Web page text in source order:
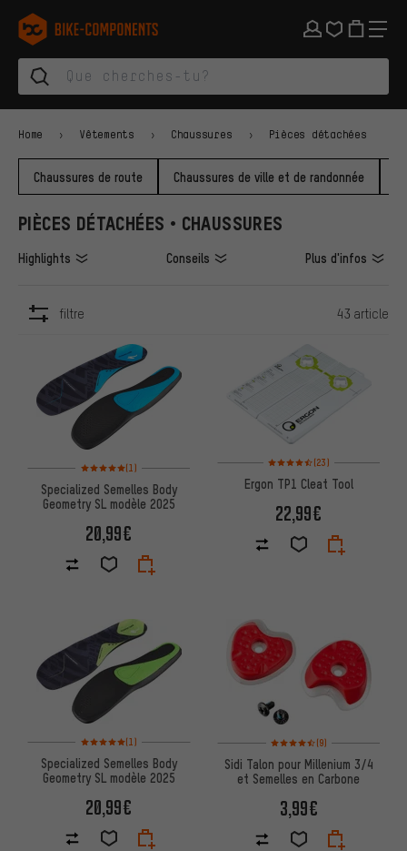
Aller à la navigation principale
Aller à la navigation des catégories
Aller au contenu
Aller aux marques et à la newsletter
Aller au pied de page
bike-components.de Page d'accueil
Home Vêtements Chaussures Pièces détachées
Chaussures de route Chaussures de ville et de randonnée
PIÈCES DÉTACHÉES • CHAUSSURES
Highlights Conseils Plus d'infos
filtre 43 article
Note moyenne : 5 sur 5 d'après 1 avis
(1)
Specialized Semelles Body
Geometry SL modèle 2025
20,99€
Note moyenne : 4,5 sur 5
(23)
Ergon TP1 Cleat Tool
22,99€
Note moyenne : 5 sur 5 d'après 1 avis
(1)
Specialized Semelles Body
Geometry SL modèle 2025
20,99€
Note moyenne : 4,5 sur 5
(9)
Sidi Talon pour Millenium 3/4
et Semelles en Carbone
3,99€